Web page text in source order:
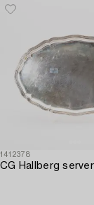
1412378